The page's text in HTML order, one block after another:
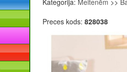
Kategorija: Meitenēm >>
Preces kods: 828038